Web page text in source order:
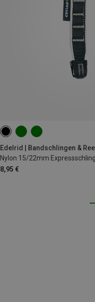
Edelrid | Bandschlingen &
Nylon 15/22mm
8,95 €
18CM